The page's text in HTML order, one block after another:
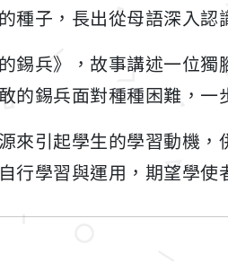
種子，長出從母語深入認
錫兵》，故事講述一位
的錫兵面對種種困難，
來引起學生的學習動機
行學習與運用，期望學使